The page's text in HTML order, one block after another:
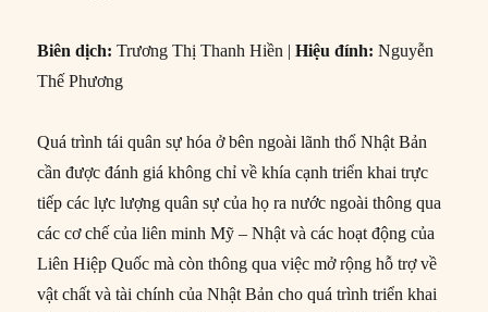
Biên dịch: Trương Thị Thanh Hiền |Hiệu đính: Nguyễn
Thế Phương
Quá trình tái quân sự hóa ở bên ngoài lãnh thổ Nhật Bản
cần được đánh giá không chỉ về khía cạnh triển khai trực
tiếp các lực lượng quân sự của họ ra nước ngoài thông qua
các cơ chế của liên minh Mỹ – Nhật và các hoạt động của
Liên Hiệp Quốc mà còn thông qua việc mở rộng hỗ trợ về
vật chất và tài chính của Nhật Bản cho quá trình triển khai